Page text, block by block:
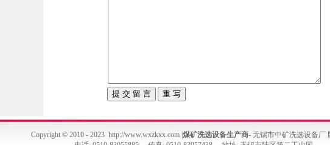
Copyright © 2010 - 2023 http://www.wxzkxx.com | 煤矿洗选设备生产商- 无锡市中矿洗选设备厂